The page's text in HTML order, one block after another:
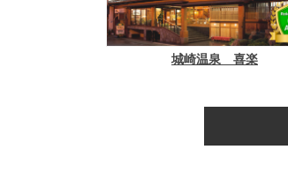
城崎温泉 喜楽